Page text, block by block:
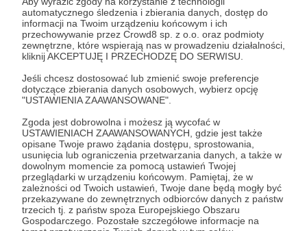
automatycznego śledzenia i zbierania danych, dostęp do
informacji na Twoim urządzeniu końcowym i ich
przechowywanie przez Crowd8 sp. z o.o. oraz podmioty
zewnętrzne, które wspierają nas w prowadzeniu działalności,
kliknij AKCEPTUJĘ I PRZECHODZĘ DO SERWISU.
Jeśli chcesz dostosować lub zmienić swoje preferencje
dotyczące zbierania danych osobowych, wybierz opcję
"USTAWIENIA ZAAWANSOWANE".
Zgoda jest dobrowolna i możesz ją wycofać w
USTAWIENIACH ZAAWANSOWANYCH, gdzie jest także
opisane Twoje prawo żądania dostępu, sprostowania,
usunięcia lub ograniczenia przetwarzania danych, a także w
dowolnym momencie za pomocą ustawień Twojej
przeglądarki w urządzeniu końcowym. Pamiętaj, że w
zależności od Twoich ustawień, Twoje dane będą mogły być
przekazywane do zewnętrznych odbiorców danych z państw
trzecich tj. z państw spoza Europejskiego Obszaru
Gospodarczego. Pozostałe szczegółowe informacje na
23.12.2024 ● Brak komentarzy
Podsumowanie Listopad 2024.
Newsletter dla Patronów z progu 6
Listopad w naszym schronisku niesie za sobą mieszane
emocje. Z jednej strony, to smutny czas pożegnań z
Romeo i Bunią, którzy odeszli za tęczowy most,
domów na zawsze. Tragiczny los Mai, która mimo naszych
starań odeszła, pokazuje, jak trudne są wyzwania, z którymi
się mierzymy. Jednak mimo tych ciężkich chwil,
codzienne działania na rzecz poprawy życia naszych
podopiecznych oraz wsparcie od ludzi o dobrych sercach
nadają sens naszej pracy i motywują do dalszej walki. To
przypomnienie, że każde małe zwycięstwo ma znaczenie
w dążeniu do lepszego jutra dla wszystkich zwierząt.
pies kot pomoc +2